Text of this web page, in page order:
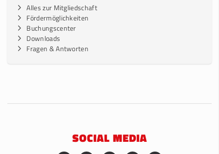
Alles zur Mitgliedschaft
Fördermöglichkeiten
Buchungscenter
Downloads
Fragen & Antworten
SOCIAL MEDIA